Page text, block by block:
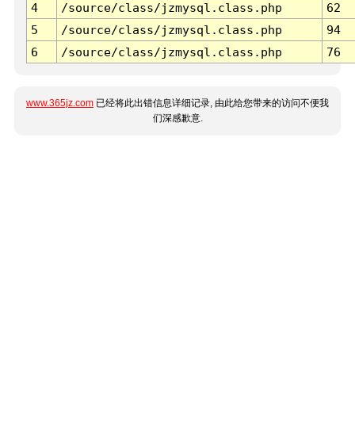
4
/source/class/jzmysql.class.php
62
5
/source/class/jzmysql.class.php
94
6
/source/class/jzmysql.class.php 76
www.365jz.com 已经将此出错信息详细记录, 由此给您带来的访问不便我
们深感歉意.